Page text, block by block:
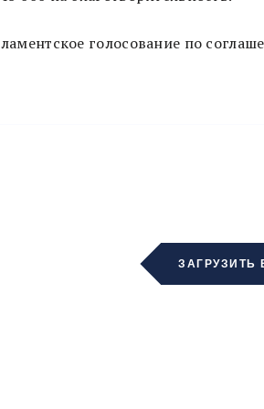
голосование по
ЗАГРУЗИТЬ